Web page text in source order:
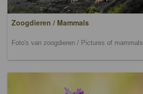
Zoogdieren / Mammals
Foto's van zoogdieren / Pictures of mammals